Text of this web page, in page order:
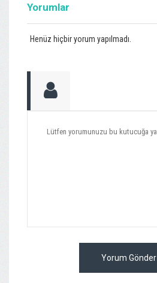
Yorumlar
Henüz hiçbir yorum yapılmadı.
Yorum Gönder